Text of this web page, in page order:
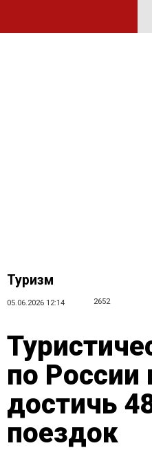
Туризм
05.06.2026 12:14 2652
по
достичь
поездок